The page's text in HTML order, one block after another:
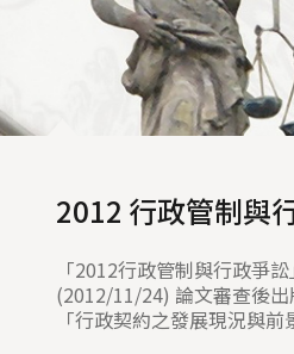
2012 行政管制與
「2012行政管制與行政爭
(2012/11/24) 論文審查後
「行政契約之發展現況與